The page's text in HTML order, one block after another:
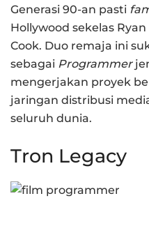
Generasi 90-an pasti
Hollywood sekelas
Cook. Duo remaja ini
sebagai Programmer
mengerjakan proyek
jaringan distribusi
seluruh dunia.
Tron Legacy